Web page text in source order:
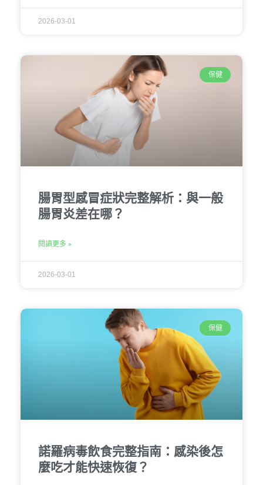
2026-03-01
保健
腸胃型感冒症狀完整解析：與一般
腸胃炎差在哪？
閱讀更多 »
2026-03-01
保健
諾羅病毒飲食完整指南：感染後怎
麼吃才能快速恢復？